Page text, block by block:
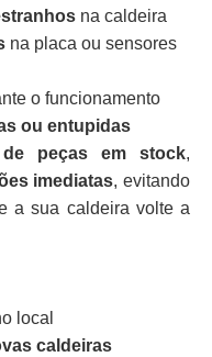
na caldeira
na placa ou sensores
o funcionamento
ou entupidas
de peças em stock,
imediatas, evitando
a sua caldeira volte a
local
caldeiras